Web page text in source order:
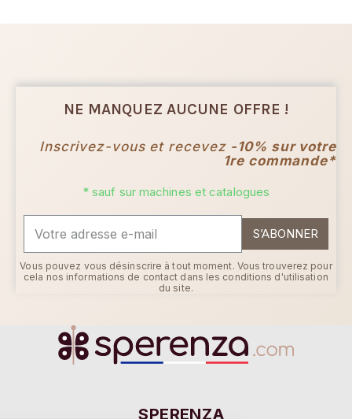
NE MANQUEZ AUCUNE OFFRE !
Inscrivez-vous et recevez -10% sur votre
1re commande*
* sauf sur machines et catalogues
S’ABONNER
Vous pouvez vous désinscrire à tout moment. Vous trouverez pour
cela nos informations de contact dans les conditions d'utilisation
du site.
SPERENZA